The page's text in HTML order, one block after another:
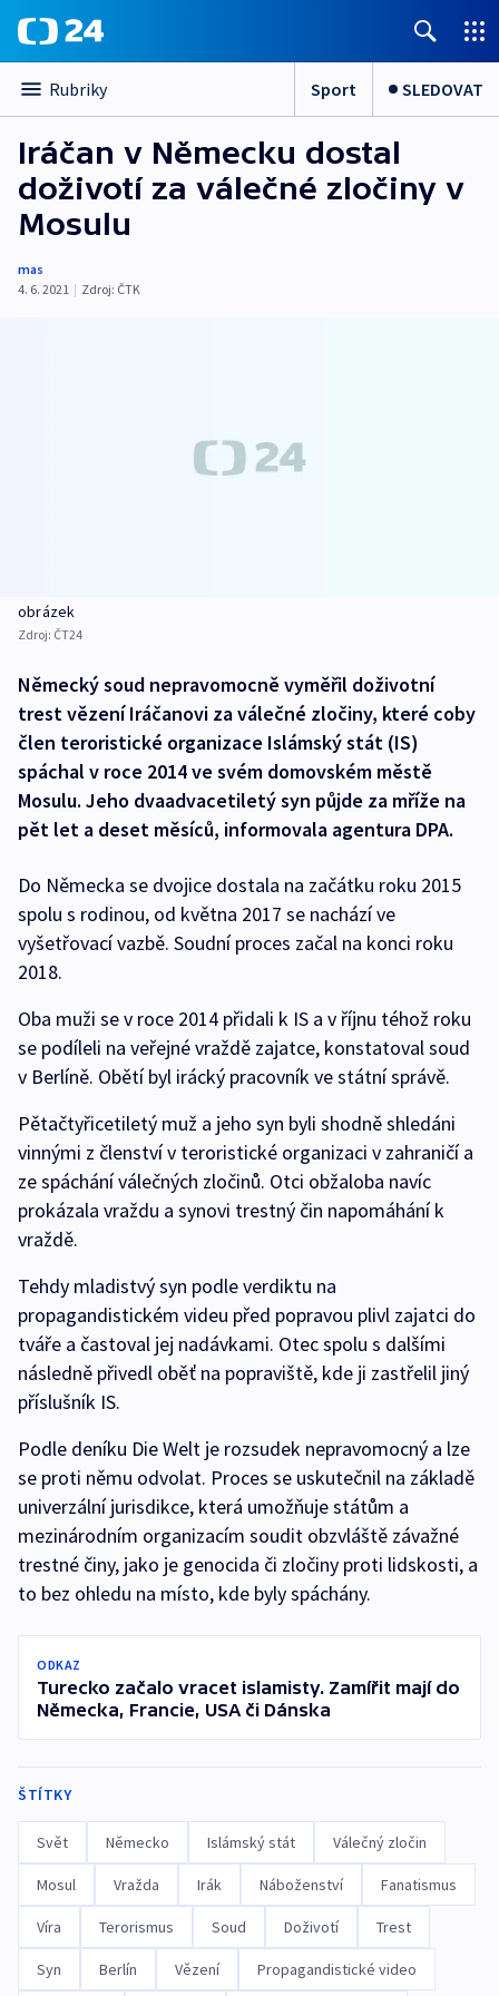
Rubriky Sport SLEDOVAT
Iráčan v Německu dostal
doživotí za válečné zločiny v
Mosulu
mas
4. 6. 2021 | Zdroj: ČTK
obrázek
Zdroj: ČT24
Německý soud nepravomocně vyměřil doživotní
trest vězení Iráčanovi za válečné zločiny, které coby
člen teroristické organizace Islámský stát (IS)
spáchal v roce 2014 ve svém domovském městě
Mosulu. Jeho dvaadvacetiletý syn půjde za mříže na
pět let a deset měsíců, informovala agentura DPA.
Do Německa se dvojice dostala na začátku roku 2015
spolu s rodinou, od května 2017 se nachází ve
vyšetřovací vazbě. Soudní proces začal na konci roku
2018.
Oba muži se v roce 2014 přidali k IS a v říjnu téhož roku
se podíleli na veřejné vraždě zajatce, konstatoval soud
v Berlíně. Obětí byl irácký pracovník ve státní správě.
Pětačtyřicetiletý muž a jeho syn byli shodně shledáni
vinnými z členství v teroristické organizaci v zahraničí a
ze spáchání válečných zločinů. Otci obžaloba navíc
prokázala vraždu a synovi trestný čin napomáhání k
vraždě.
Tehdy mladistvý syn podle verdiktu na
propagandistickém videu před popravou plivl zajatci do
tváře a častoval jej nadávkami. Otec spolu s dalšími
následně přivedl oběť na popraviště, kde ji zastřelil jiný
příslušník IS.
Podle deníku Die Welt je rozsudek nepravomocný a lze
se proti němu odvolat. Proces se uskutečnil na základě
univerzální jurisdikce, která umožňuje státům a
mezinárodním organizacím soudit obzvláště závažné
trestné činy, jako je genocida či zločiny proti lidskosti, a
to bez ohledu na místo, kde byly spáchány.
ODKAZ
Turecko začalo vracet islamisty. Zamířit mají do
Německa, Francie, USA či Dánska
ŠTÍTKY
Svět Německo Islámský stát Válečný zločin
Mosul Vražda Irák Náboženství Fanatismus
Víra Terorismus Soud Doživotí Trest
Syn Berlín Vězení Propagandistické video